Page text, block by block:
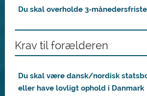
Du skal overholde 3-
Krav til forælderen
Du skal være dansk/nordisk
eller have lovligt ophold i Danmark